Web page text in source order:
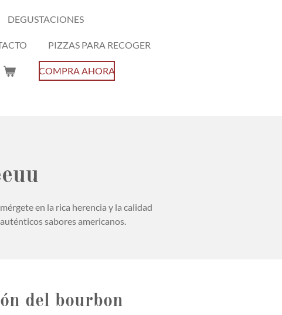
DEGUSTACIONES
PIZZAS PARA RECOGER
COMPRA AHORA
en la rica herencia y la calidad
sabores americanos.
del bourbon